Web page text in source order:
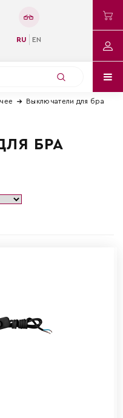
RU EN
Выключатели для бра
БРА